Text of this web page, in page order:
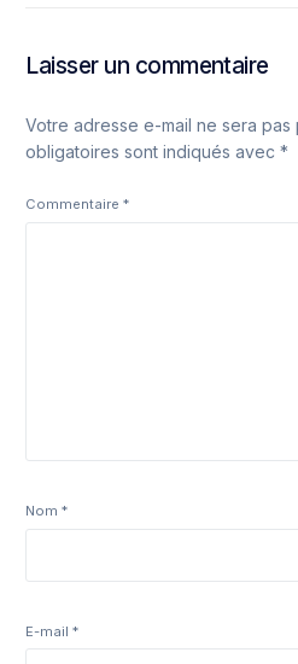
Laisser un commentaire
Votre adresse e-mail ne sera pas
obligatoires sont indiqués avec*
Commentaire*
Nom*
E-mail*